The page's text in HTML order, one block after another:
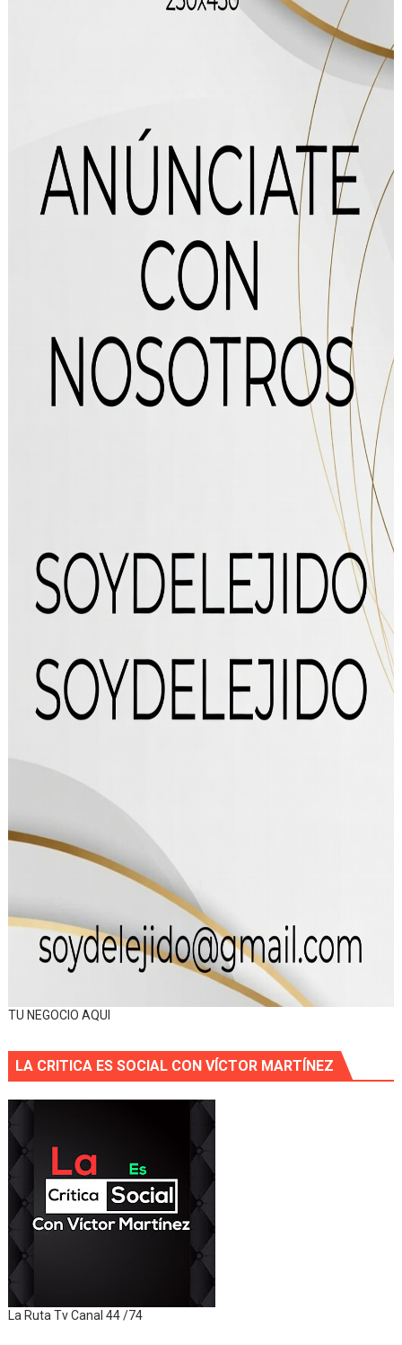
TU NEGOCIO AQUI
LA CRITICA ES SOCIAL CON VÍCTOR MARTÍNEZ
La Ruta Tv Canal 44 /74